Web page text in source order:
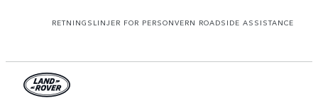
RETNINGSLINJER FOR PERSONVERN ROADSIDE ASSISTANCE